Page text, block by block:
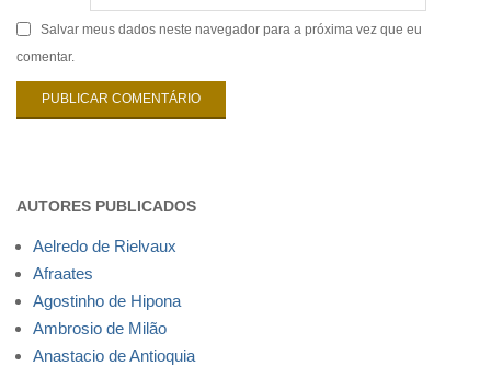
Salvar meus dados neste navegador para a próxima vez que eu
comentar.
AUTORES PUBLICADOS
Aelredo de Rielvaux
Afraates
Agostinho de Hipona
Ambrosio de Milão
Anastacio de Antioquia